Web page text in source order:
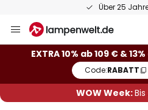
Über 25
Inhalt
springen
EXTRA 10% ab 109 € &
Code:RABATT
WOW Week: